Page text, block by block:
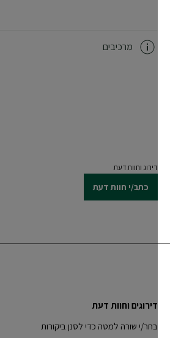
מרכיבים
דירוג וחוות דעת
כתב/י חוות דעת
דירוגים וחוות דעת
בחר/י שורה למטה כדי לסנן ביקורות